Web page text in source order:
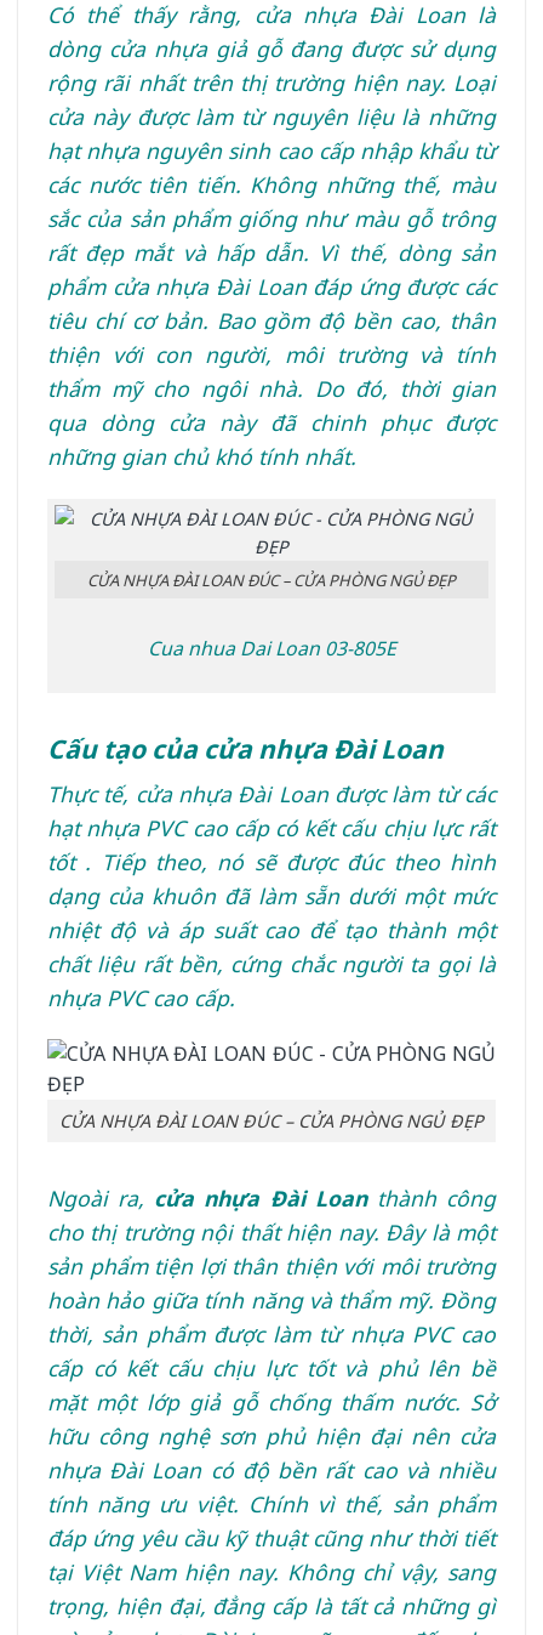
Có thể thấy rằng, cửa nhựa Đài Loan là
dòng cửa nhựa giả gỗ đang được sử dụng
rộng rãi nhất trên thị trường hiện nay. Loại
cửa này được làm từ nguyên liệu là những
hạt nhựa nguyên sinh cao cấp nhập khẩu từ
các nước tiên tiến. Không những thế, màu
sắc của sản phẩm giống như màu gỗ trông
rất đẹp mắt và hấp dẫn. Vì thế, dòng sản
phẩm cửa nhựa Đài Loan đáp ứng được các
tiêu chí cơ bản. Bao gồm độ bền cao, thân
thiện với con người, môi trường và tính
thẩm mỹ cho ngôi nhà. Do đó, thời gian
qua dòng cửa này đã chinh phục được
những gian chủ khó tính nhất.
CỬA NHỰA ĐÀI LOAN ĐÚC – CỬA PHÒNG NGỦ ĐẸP
Cua nhua Dai Loan 03-805E
Cấu tạo của cửa nhựa Đài Loan
Thực tế, cửa nhựa Đài Loan được làm từ các
hạt nhựa PVC cao cấp có kết cấu chịu lực rất
tốt . Tiếp theo, nó sẽ được đúc theo hình
dạng của khuôn đã làm sẵn dưới một mức
nhiệt độ và áp suất cao để tạo thành một
chất liệu rất bền, cứng chắc người ta gọi là
nhựa PVC cao cấp.
CỬA NHỰA ĐÀI LOAN ĐÚC – CỬA PHÒNG NGỦ ĐẸP
Ngoài ra, cửa nhựa Đài Loanthành công
cho thị trường nội thất hiện nay. Đây là một
sản phẩm tiện lợi thân thiện với môi trường
hoàn hảo giữa tính năng và thẩm mỹ. Đồng
thời, sản phẩm được làm từ nhựa PVC cao
cấp có kết cấu chịu lực tốt và phủ lên bề
mặt một lớp giả gỗ chống thấm nước. Sở
hữu công nghệ sơn phủ hiện đại nên cửa
nhựa Đài Loan có độ bền rất cao và nhiều
tính năng ưu việt. Chính vì thế, sản phẩm
đáp ứng yêu cầu kỹ thuật cũng như thời tiết
tại Việt Nam hiện nay. Không chỉ vậy, sang
trọng, hiện đại, đẳng cấp là tất cả những gì